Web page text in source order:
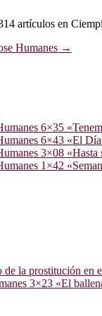
artículos en
Humanes →
de la prostitución en
3×23 «El